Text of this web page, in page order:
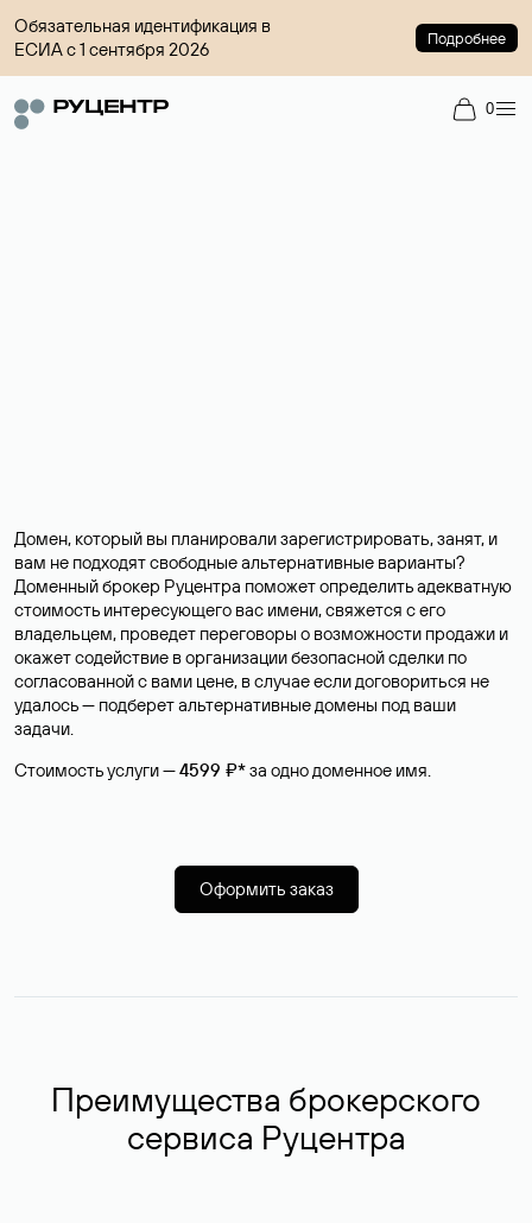
Обязательная идентификация в
ЕСИА с 1 сентября 2026
Подробнее
0
Домен, который вы планировали зарегистрировать, занят, и
вам не подходят свободные альтернативные варианты?
Доменный брокер Руцентра поможет определить адекватную
стоимость интересующего вас имени, свяжется с его
владельцем, проведет переговоры о возможности продажи и
окажет содействие в организации безопасной сделки по
согласованной с вами цене, в случае если договориться не
удалось — подберет альтернативные домены под ваши
задачи.
Стоимость услуги —4599 ₽*за одно доменное имя.
Оформить заказ
Преимущества брокерского
сервиса Руцентра